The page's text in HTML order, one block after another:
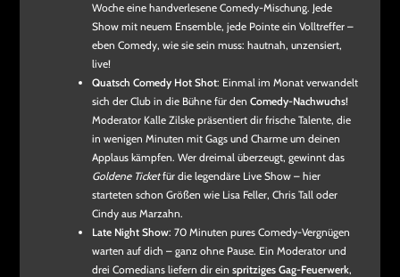
Woche eine handverlesene Comedy‑Mischung. Jede
Show mit neuem Ensemble, jede Pointe ein Volltreffer –
eben Comedy, wie sie sein muss: hautnah, unzensiert,
live!
Quatsch Comedy Hot Shot: Einmal im Monat verwandelt
sich der Club in die Bühne für den Comedy-Nachwuchs!
Moderator Kalle Zilske präsentiert dir frische Talente, die
in wenigen Minuten mit Gags und Charme um deinen
Applaus kämpfen. Wer dreimal überzeugt, gewinnt das
Goldene Ticketfür die legendäre Live Show – hier
starteten schon Größen wie Lisa Feller, Chris Tall oder
Cindy aus Marzahn.
Late Night Show: 70 Minuten pures Comedy-Vergnügen
warten auf dich – ganz ohne Pause. Ein Moderator und
drei Comedians liefern dir ein spritziges Gag-Feuerwerk,